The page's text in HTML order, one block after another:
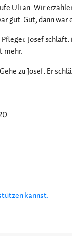
Uli an. Wir
gut. Gut, dann war
Josef
mehr.
zu Josef. Er
kannst.